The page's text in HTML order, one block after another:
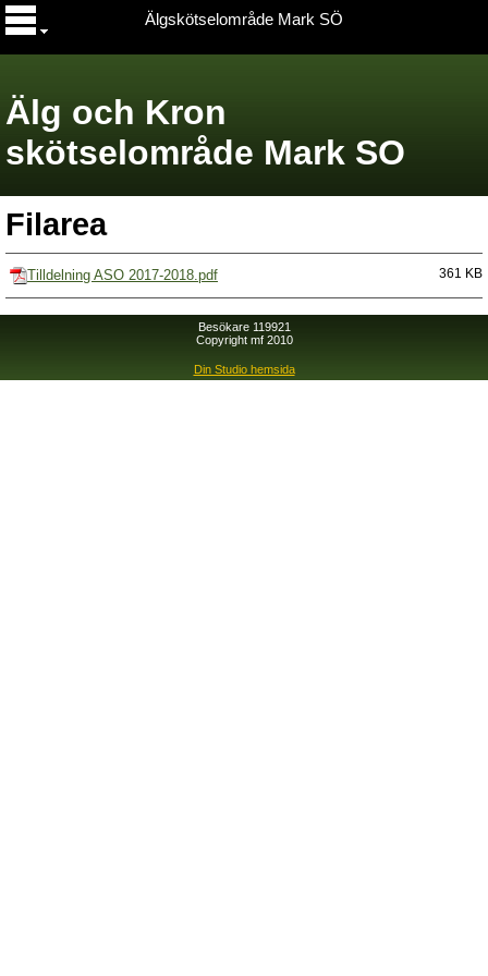
Älg och Kron
skötselområde Mark SO
Älgskötselområde Mark SÖ
Filarea
Tilldelning ASO 2017-2018.pdf 361 KB
Besökare 119921
Copyright mf 2010
Din Studio hemsida